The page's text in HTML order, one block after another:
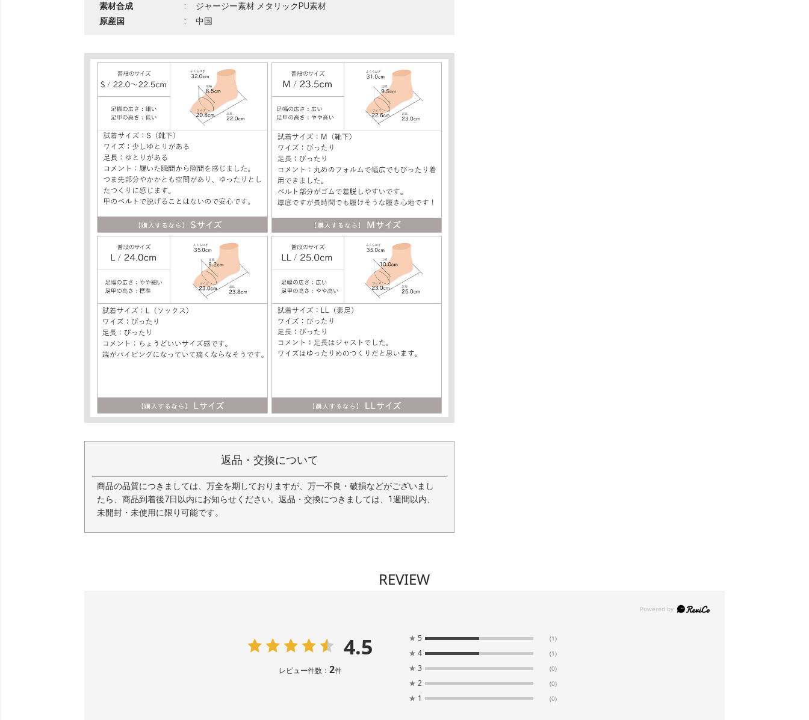
素材合成
:
ジャージー素材 メタリックPU素材
原産国
: 中国
返品・交換について
商品の品質につきましては、万全を期しておりますが、万一不良・破損などがございまし
たら、商品到着後7日以内にお知らせください。返品・交換につきましては、1週間以内、
未開封・未使用に限り可能です。
REVIEW
4.5
レビュー件数： 2件
★ 5 (1)
★ 4 (1)
★ 3 (0)
★ 2 (0)
★ 1 (0)